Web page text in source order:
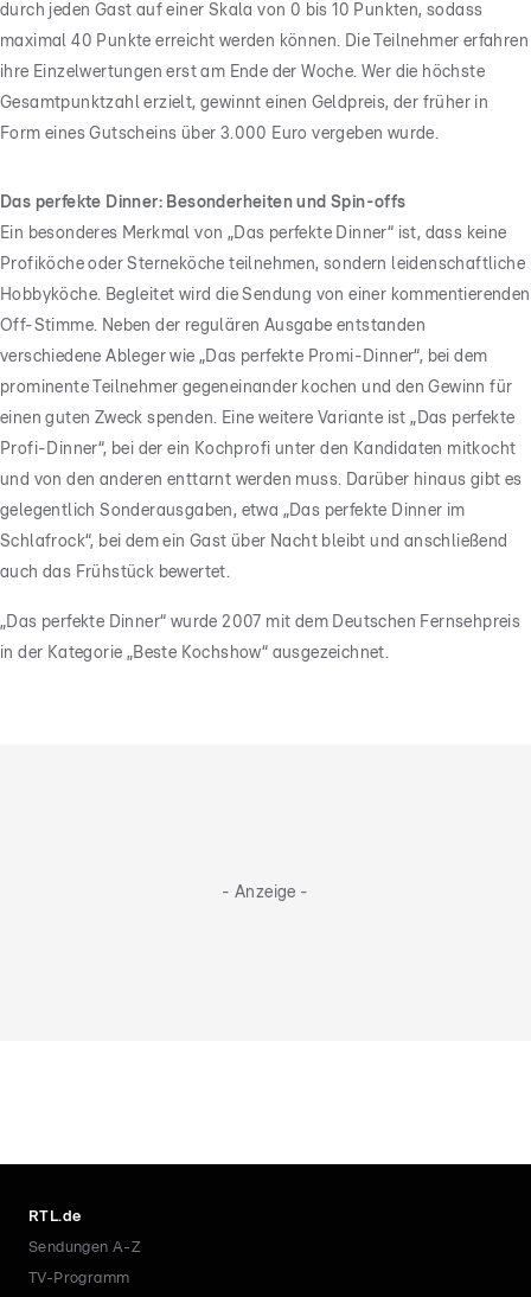
durch jeden Gast auf einer Skala von 0 bis 10 Punkten, sodass
maximal 40 Punkte erreicht werden können. Die Teilnehmer erfahren
ihre Einzelwertungen erst am Ende der Woche. Wer die höchste
Gesamtpunktzahl erzielt, gewinnt einen Geldpreis, der früher in
Form eines Gutscheins über 3.000 Euro vergeben wurde.
Das perfekte Dinner: Besonderheiten und Spin-offs
Ein besonderes Merkmal von „Das perfekte Dinner“ ist, dass keine
Profiköche oder Sterneköche teilnehmen, sondern leidenschaftliche
Hobbyköche. Begleitet wird die Sendung von einer kommentierenden
Off-Stimme. Neben der regulären Ausgabe entstanden
verschiedene Ableger wie „Das perfekte Promi-Dinner“, bei dem
prominente Teilnehmer gegeneinander kochen und den Gewinn für
einen guten Zweck spenden. Eine weitere Variante ist „Das perfekte
Profi-Dinner“, bei der ein Kochprofi unter den Kandidaten mitkocht
und von den anderen enttarnt werden muss. Darüber hinaus gibt es
gelegentlich Sonderausgaben, etwa „Das perfekte Dinner im
Schlafrock“, bei dem ein Gast über Nacht bleibt und anschließend
auch das Frühstück bewertet.
„Das perfekte Dinner“ wurde 2007 mit dem Deutschen Fernsehpreis
in der Kategorie „Beste Kochshow“ ausgezeichnet.
- Anzeige -
RTL.de
Sendungen A-Z
TV-Programm